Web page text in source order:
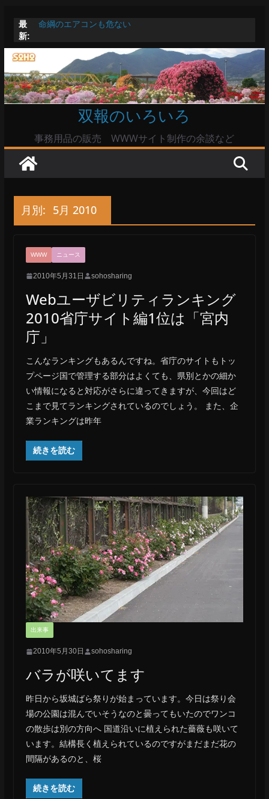
テ
ン
ツ
へ
ッ
最
新:
命綱のエアコンも危ない
た暑い
Windowsユーザーは公共の共有Wi-Fiは使うな?
高市首相とは隙間風が吹く鈴木憲和農水相
陸自部隊の思想信条調査報道受け小泉防衛相「不適切活
動ない」で良いのか
双報のいろいろ
事務用品の販売 WWWサイト制作の余談など
月別: 5月 2010
WWW ニュース
2010年5月31日 sohosharing
Webユーザビリティランキング
2010省庁サイト編1位は「宮内
庁」
こんなランキングもあるんですね。省庁のサイトもトッ
プページ国で管理する部分はよくても、県別とかの細か
い情報になると対応がさらに違ってきますが、今回はど
こまで見てランキングされているのでしょう。 また、企
業ランキングは昨年
続きを読む
出来事
2010年5月30日 sohosharing
バラが咲いてます
昨日から坂城ばら祭りが始まっています。今日は祭り会
場の公園は混んでいそうなのと曇ってもいたのでワンコ
の散歩は別の方向へ 国道沿いに植えられた薔薇も咲いて
います。結構長く植えられているのですがまだまだ花の
間隔があるのと、桜
続きを読む